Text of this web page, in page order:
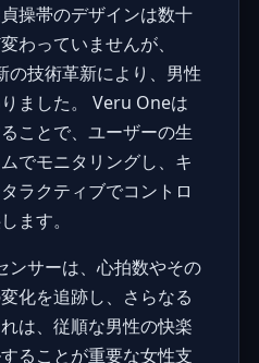
操帯のデザインは数十
わっていませんが、
の技術革新により、男性
ました。 Veru Oneは
ことで、ユーザーの生
でモニタリングし、キ
ラクティブでコントロ
ます。
サーは、心拍数やその
化を追跡し、さらなる
は、従順な男性の快楽
ることが重要な女性支